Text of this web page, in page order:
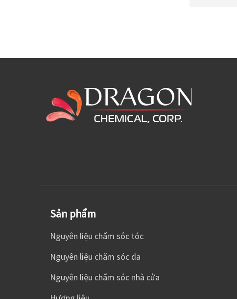
Sản phẩm
Nguyên liệu chăm sóc tóc
Nguyên liệu chăm sóc da
Nguyên liệu chăm sóc nhà cửa